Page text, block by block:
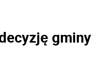
gminy